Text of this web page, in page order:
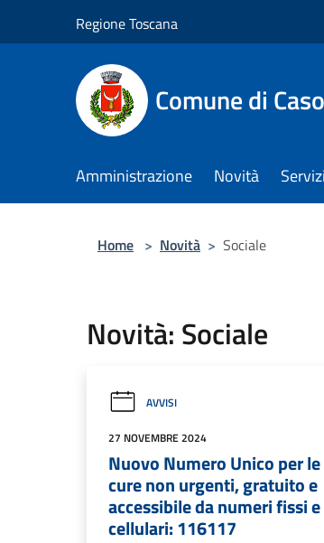
Regione Toscana
Comune di
Amministrazione Novità Servizi
Home > Novità > Sociale
Novità: Sociale
AVVISI
27 NOVEMBRE 2024
Nuovo Numero Unico per le
cure non urgenti, gratuito e
accessibile da numeri fissi e
cellulari: 116117